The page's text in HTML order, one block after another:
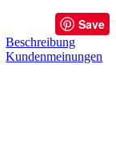
Save
Beschreibung
Kundenmeinungen